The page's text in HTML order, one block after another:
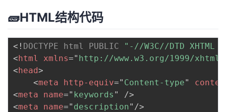
🧱HTML结构代码
<! DOCTYPE html PUBLIC
"-//W3C//DTD
< html xmlns=" http://www.w3.org/1999/xhtml
< head>
<meta http-equiv=" Content-type"
<meta name=" keywords "
/>
<meta name=" description" />